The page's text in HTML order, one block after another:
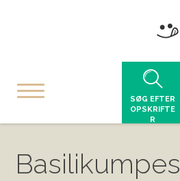
SØG EFTER
OPSKRIFTE
R